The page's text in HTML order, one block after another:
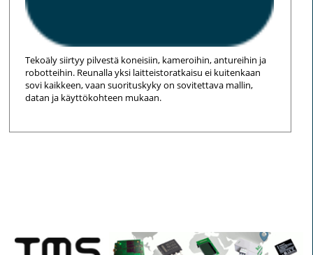
Tekoäly siirtyy pilvestä koneisiin, kameroihin, antureihin ja
robotteihin. Reunalla yksi laitteistoratkaisu ei kuitenkaan
sovi kaikkeen, vaan suorituskyky on sovitettava mallin,
datan ja käyttökohteen mukaan.